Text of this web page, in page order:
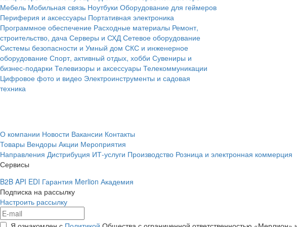
Мебель Мобильная связь Ноутбуки Оборудование для геймеров
Периферия и аксессуары Портативная электроника
Программное обеспечение Расходные материалы Ремонт,
строительство, дача Серверы и СХД Сетевое оборудование
Системы безопасности и Умный дом СКС и инженерное
оборудование Спорт, активный отдых, хобби Сувениры и
бизнес-подарки Телевизоры и аксессуары Телекоммуникации
Цифровое фото и видео Электроинструменты и садовая
техника
О компании Новости Вакансии Контакты
Товары Вендоры Акции Мероприятия
Направления Дистрибуция ИТ-услуги Производство Розница и электронная коммерция
Сервисы
B2B API EDI Гарантия Merlion Академия
Подписка на рассылку
Настроить рассылку